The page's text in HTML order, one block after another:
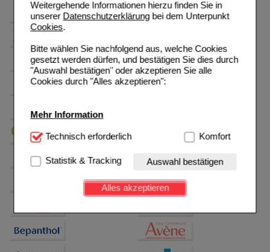
Weitergehende Informationen hierzu finden Sie in
unserer Datenschutzerklärungbei dem Unterpunkt
Cookies.
Bitte wählen Sie nachfolgend aus, welche Cookies
gesetzt werden dürfen, und bestätigen Sie dies durch
"Auswahl bestätigen" oder akzeptieren Sie alle
Cookies durch "Alles akzeptieren":
Mehr Information
Technisch Notwendig:Hierbei handelt es sich um
Website notwendig sind (z.B. Navigation, Warenkorb,
Kundenkonto), weshalb auf diese nicht verzichtet
werden kann.
Einkaufserlebnis noch ansprechender zu gestalten,
beispielsweise für die Wiedererkennung des
Besuchers oder unsere Seite an bevorzugte
Technisch erforderlich Komfort
Statistik & Tracking Auswahl bestätigen
Alles akzeptieren